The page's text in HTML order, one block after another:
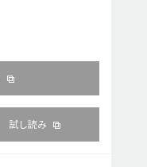
試し読み